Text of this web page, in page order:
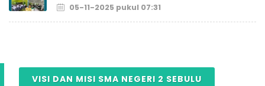
05-11-2025 pukul 07:31
VISI DAN MISI SMA NEGERI 2 SEBULU